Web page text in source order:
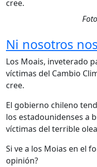
Ni nosotros
Los Moais, inveterado
víctimas del Cambio
cree.
El gobierno chileno
los estadounidenses a
víctimas del terrible
Si ve a los Moias en el
opinión?